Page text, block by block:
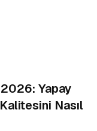
Yapay
Nasıl